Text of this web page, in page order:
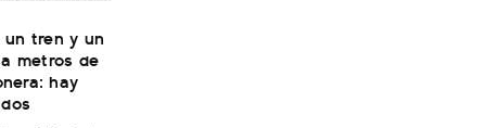
un tren y un
metros de
hay